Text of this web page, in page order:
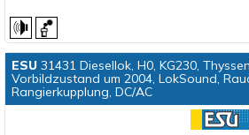
ESU31431 Diesellok, H0, KG230,
Vorbildzustand um 2004, LokSound,
Rangierkupplung, DC/AC